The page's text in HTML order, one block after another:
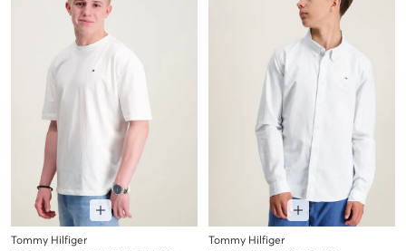
Tommy Hilfiger
Tommy Hilfiger